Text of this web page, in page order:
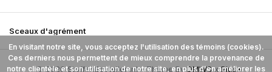
Sceaux d'agrément
© 2026 StoffenBestellen.nl - Theme ByDMWSxPlus+
En visitant notre site, vous acceptez l'utilisation des témoins (cookies).
Ces derniers nous permettent de mieux comprendre la provenance de
notre clientèle et son utilisation de notre site, en plus d'en améliorer les